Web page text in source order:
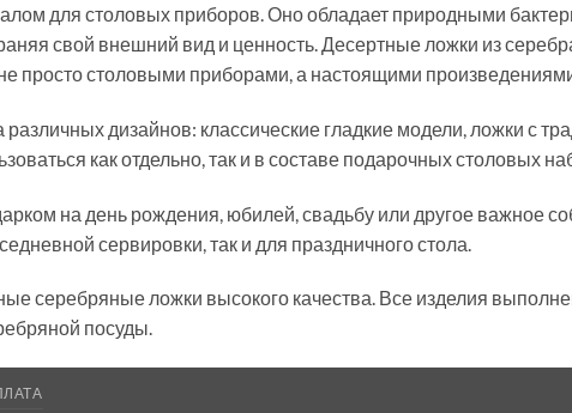
для столовых приборов. Оно обладает природными
свой внешний вид и ценность. Десертные ложки из
просто столовыми приборами, а настоящими
дизайнов: классические гладкие модели, ложки с
как отдельно, так и в составе подарочных столовых
на день рождения, юбилей, свадьбу или другое важное
сервировки, так и для праздничного стола.
серебряные ложки высокого качества. Все изделия
посуды.